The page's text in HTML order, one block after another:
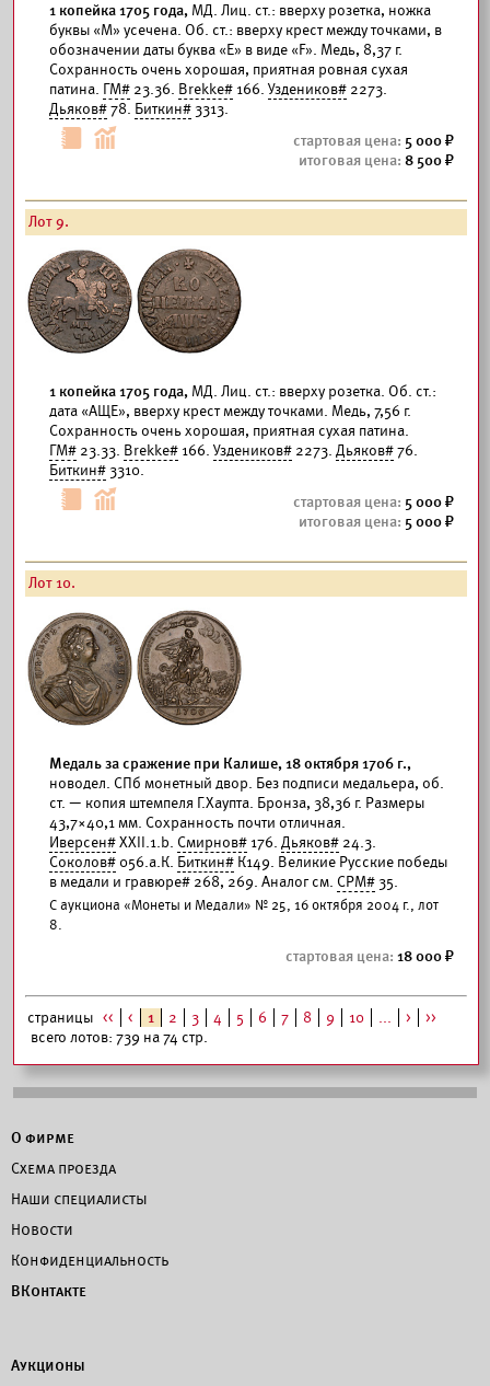
1 копейка 1705 года, МД. Лиц. ст.: вверху розетка, ножка
буквы «М» усечена. Об. ст.: вверху крест между точками, в
обозначении даты буква «Е» в виде «F». Медь, 8,37 г.
Сохранность очень хорошая, приятная ровная сухая
патина. ГМ# 23.36. Brekke# 166. Уздеников# 2273.
Дьяков#78. Биткин#3313.
5 000
8 500
Лот 9.
1 копейка 1705 года, МД. Лиц. ст.: вверху розетка. Об. ст.:
дата «АЩЕ», вверху крест между точками. Медь, 7,56 г.
Сохранность очень хорошая, приятная сухая патина.
ГМ# 23.33. Brekke# 166. Уздеников# 2273. Дьяков#76.
Биткин#3310.
5 000
5 000
Лот 10.
Медаль за сражение при Калише, 18 октября 1706 г.,
новодел. СПб монетный двор. Без подписи медальера, об.
ст. — копия штемпеля Г.Хаупта. Бронза, 38,36 г. Размеры
43,7×40,1 мм. Сохранность почти отличная.
Иверсен#XXII.1.b. Смирнов# 176. Дьяков# 24.3.
Соколов# 056.а.К. Биткин# К149. Великие Русские победы
в медали и гравюре# 268, 269. Аналог см. СРМ#35.
С аукциона «Монеты и Медали» № 25, 16 октября 2004 г., лот
8.
18 000
страницы << < 1 2 3 4 5 6 7 8 9 10 ... >
>>
всего лотов: 739 на 74 стр.
О фирме
Схема проезда
Наши специалисты
Новости
Конфиденциальность
ВКонтакте
Аукционы